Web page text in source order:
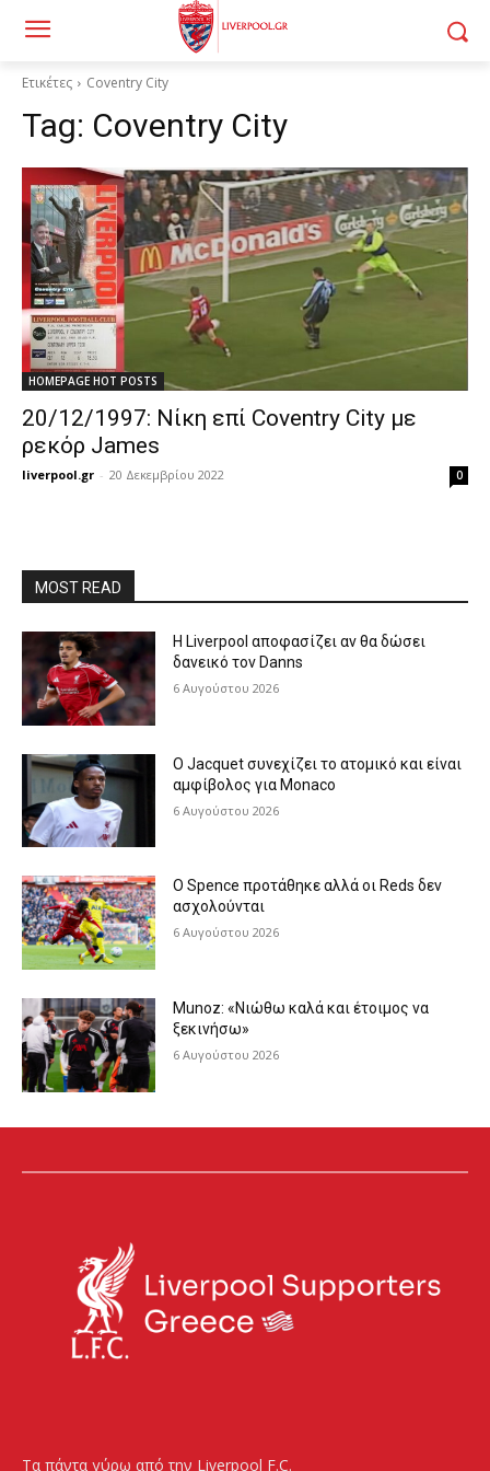
Ετικέτες Coventry City
Tag: Coventry City
HOMEPAGE HOT POSTS
20/12/1997: Νίκη επί Coventry City με
ρεκόρ James
liverpool.gr - 20 Δεκεμβρίου 2022 0
MOST READ
Η Liverpool αποφασίζει αν θα δώσει
δανεικό τον Danns
6 Αυγούστου 2026
Ο Jacquet συνεχίζει το ατομικό και είναι
αμφίβολος για Monaco
6 Αυγούστου 2026
Ο Spence προτάθηκε αλλά οι Reds δεν
ασχολούνται
6 Αυγούστου 2026
Munoz: «Νιώθω καλά και έτοιμος να
ξεκινήσω»
6 Αυγούστου 2026
Τα πάντα γύρω από την Liverpool F.C.